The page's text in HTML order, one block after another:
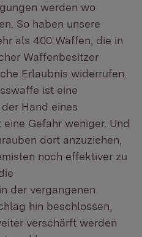
werden wo
So haben unsere
als 400 Waffen, die in
Waffenbesitzer
Erlaubnis widerrufen.
ist eine
Hand eines
Gefahr weniger. Und
dort anzuziehen,
noch effektiver zu
der vergangenen
hin beschlossen,
verschärft werden